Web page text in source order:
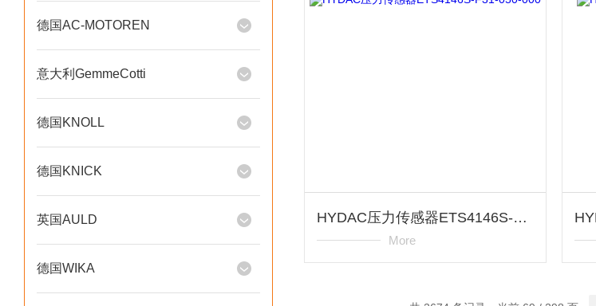
德国AC-MOTOREN
意大利GemmeCotti
德国KNOLL
德国KNICK
英国AULD
德国WIKA
HYDAC压力传感器ETS4146S-F31-050-000
More